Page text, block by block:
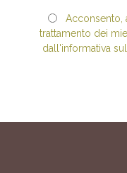
Acconsento,
trattamento dei
dall'informativa